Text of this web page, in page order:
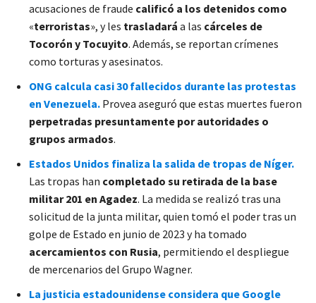
acusaciones de fraude calificó a los detenidos como
«terroristas», y les trasladará a las cárceles de
Tocorón y Tocuyito. Además, se reportan crímenes
como torturas y asesinatos.
ONG calcula casi 30 fallecidos durante las protestas
en Venezuela. Provea aseguró que estas muertes fueron
perpetradas presuntamente por autoridades o
grupos armados.
Estados Unidos finaliza la salida de tropas de Níger.
Las tropas han completado su retirada de la base
militar 201 en Agadez. La medida se realizó tras una
solicitud de la junta militar, quien tomó el poder tras un
golpe de Estado en junio de 2023 y ha tomado
acercamientos con Rusia, permitiendo el despliegue
de mercenarios del Grupo Wagner.
La justicia estadounidense considera que Google